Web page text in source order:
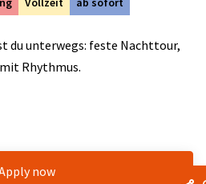
du unterwegs: feste Nachttour,
Rhythmus.
now